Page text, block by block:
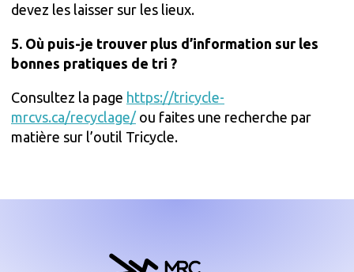
devez les laisser sur les lieux.
5. Où puis-je trouver plus d’information sur les
bonnes pratiques de tri ?
Consultez la page https://tricycle-
mrcvs.ca/recyclage/ou faites une recherche par
matière sur l’outil Tricycle.